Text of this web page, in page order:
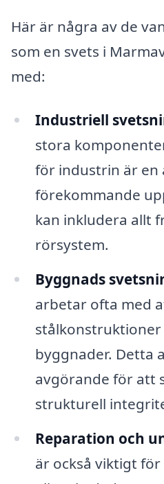
Här är några av de
som en svets i
med:
Industriell
stora
för industrin är en
förekommande
kan inkludera allt
rörsystem.
Byggnads
arbetar ofta med
stålkonstruktioner
byggnader. Detta
avgörande för att
strukturell
Reparation och
är också viktigt